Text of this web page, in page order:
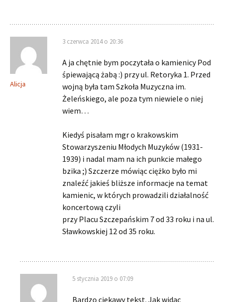
Alicja
3 czerwca 2014 o 20:36
A ja chętnie bym poczytała o kamienicy Pod
śpiewającą żabą :) przy ul. Retoryka 1. Przed
wojną była tam Szkoła Muzyczna im.
Żeleńskiego, ale poza tym niewiele o niej
wiem…
Kiedyś pisałam mgr o krakowskim
Stowarzyszeniu Młodych Muzyków (1931-
1939) i nadal mam na ich punkcie małego
bzika ;) Szczerze mówiąc ciężko było mi
znaleźć jakieś bliższe informacje na temat
kamienic, w których prowadzili działalność
koncertową czyli
przy Placu Szczepańskim 7 od 33 roku i na ul.
Sławkowskiej 12 od 35 roku.
5 stycznia 2019 o 07:09
Bardzo ciekawy tekst. Jak widac